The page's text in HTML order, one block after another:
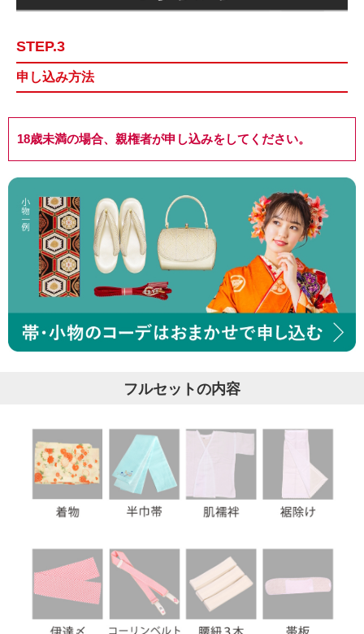
STEP.3
申し込み方法
18歳未満の場合、親権者が申し込みをしてください。
フルセットの内容